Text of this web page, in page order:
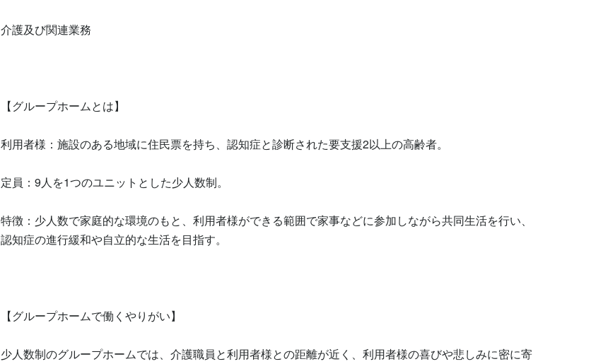
介護及び関連業務
【グループホームとは】
利用者様：施設のある地域に住民票を持ち、認知症と診断された要支援2以上の高齢者。
定員：9人を1つのユニットとした少人数制。
特徴：少人数で家庭的な環境のもと、利用者様ができる範囲で家事などに参加しながら共同生活を行い、
認知症の進行緩和や自立的な生活を目指す。
【グループホームで働くやりがい】
少人数制のグループホームでは、介護職員と利用者様との距離が近く、利用者様の喜びや悲しみに密に寄